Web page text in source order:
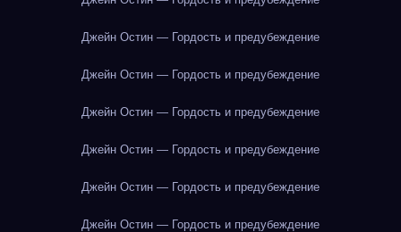
Джейн Остин — Гордость и предубеждение
Джейн Остин — Гордость и предубеждение
Джейн Остин — Гордость и предубеждение
Джейн Остин — Гордость и предубеждение
Джейн Остин — Гордость и предубеждение
Джейн Остин — Гордость и предубеждение